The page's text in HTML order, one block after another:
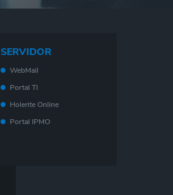
SERVIDOR
WebMail
Portal TI
Holerite Online
Portal IPMO